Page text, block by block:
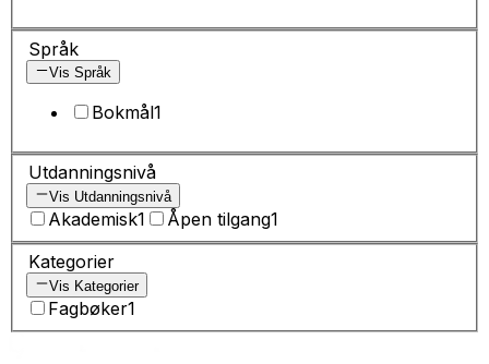
Språk
Vis Språk
Bokmål1
Utdanningsnivå
Vis Utdanningsnivå
Akademisk1 Åpen tilgang1
Kategorier
Vis Kategorier
Fagbøker1